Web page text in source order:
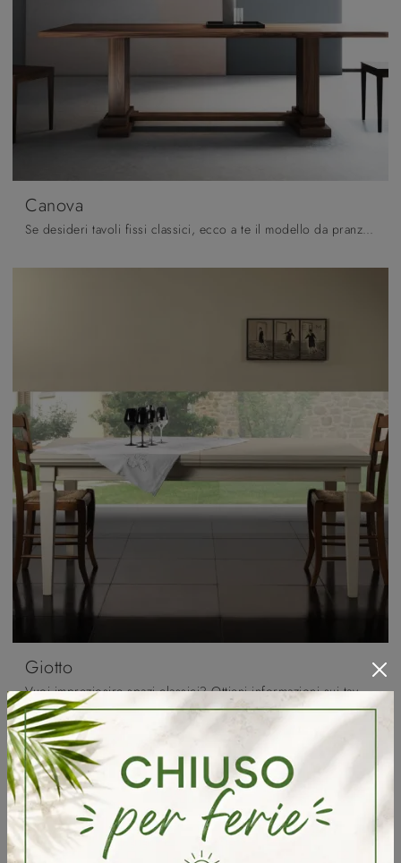
Canova
Se desideri tavoli fissi classici, ecco a te il modello da pranzo in legno Canova dell'azienda Pizzolato.
Giotto
Vuoi impreziosire spazi classici? Ottieni informazioni sui tavoli classici allungabili: il modello da pranzo Giotto ti attende.